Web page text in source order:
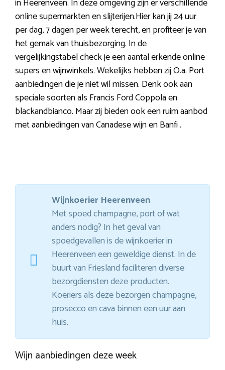
in Heerenveen. In deze omgeving zijn er verschillende
online supermarkten en slijterijen.Hier kan jij 24 uur
per dag, 7 dagen per week terecht, en profiteer je van
het gemak van thuisbezorging. In de
vergelijkingstabel check je een aantal erkende online
supers en wijnwinkels. Wekelijks hebben zij O.a. Port
aanbiedingen die je niet wil missen. Denk ook aan
speciale soorten als Francis Ford Coppola en
blackandbianco. Maar zij bieden ook een ruim aanbod
met aanbiedingen van Canadese wijn en Banfi .
Wijnkoerier Heerenveen
Met spoed champagne, port of wat
anders nodig? In het geval van
spoedgevallen is de wijnkoerier in
Heerenveen een geweldige dienst. In de
buurt van Friesland faciliteren diverse
bezorgdiensten deze producten.
Koeriers als deze bezorgen champagne,
prosecco en cava binnen een uur aan
huis.
Wijn aanbiedingen deze week